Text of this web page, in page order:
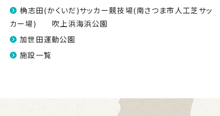
桷志田(かくいだ)サッカー競技場(南さつま市人工芝サッ
カー場) 吹上浜海浜公園
加世田運動公園
施設一覧